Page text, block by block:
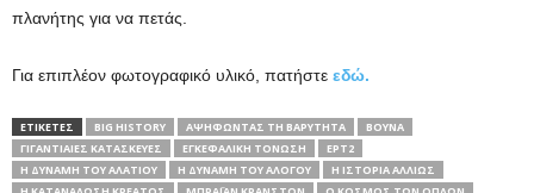
πλανήτης για να πετάς.
Για επιπλέον φωτογραφικό υλικό, πατήστε εδώ.
ΕΤΙΚΕΤΕΣ BIG HISTORY ΑΨΗΦΏΝΤΑΣ ΤΗ ΒΑΡΎΤΗΤΑ
ΒΟΥΝΆ
ΓΙΓΑΝΤΙΑΊΕΣ ΚΑΤΑΣΚΕΥΈΣ
ΕΓΚΕΦΑΛΙΚΉ ΤΌΝΩΣΗ
ΕΡΤ2
Η ΔΎΝΑΜΗ ΤΟΥ ΑΛΑΤΙΟΎ
Η ΔΎΝΑΜΗ ΤΟΥ ΑΛΌΓΟΥ
Η ΙΣΤΟΡΊΑ ΑΛΛΙΏΣ